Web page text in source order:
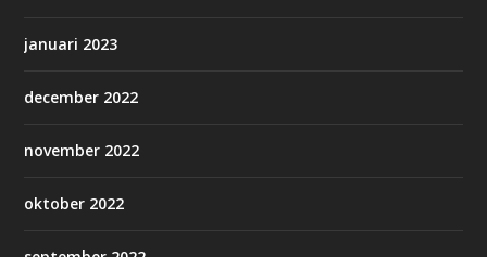
januari 2023
december 2022
november 2022
oktober 2022